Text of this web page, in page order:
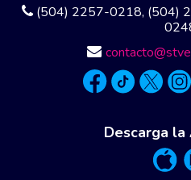
(504) 2257-0218, (504)
Descarga